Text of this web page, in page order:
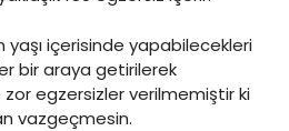
yaşı içerisinde yapabilecekleri
bir araya getirilerek
zor egzersizler verilmemiştir ki
vazgeçmesin.